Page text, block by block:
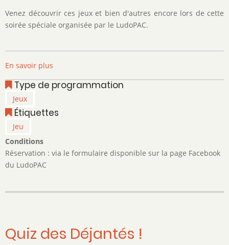
Venez découvrir ces jeux et bien d'autres encore lors de cette
soirée spéciale organisée par le LudoPAC.
En savoir plus
Soirée
jeux
société
Type de programmation
Jeux
Étiquettes
Jeu
Conditions
Réservation : via le formulaire disponible sur la page Facebook
du LudoPAC
Quiz des Déjantés !